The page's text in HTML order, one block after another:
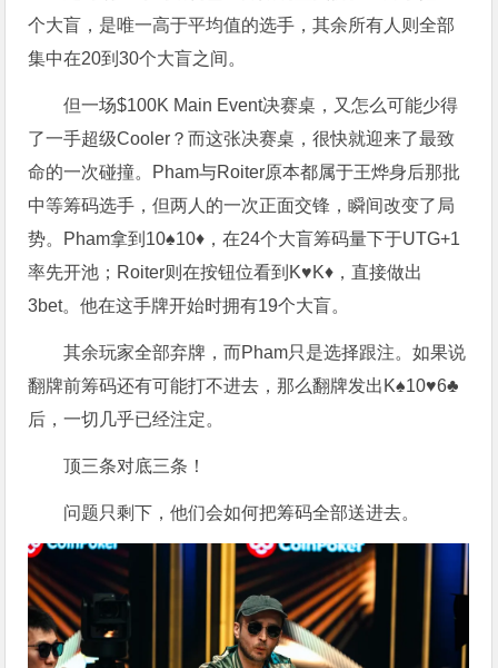
个大盲，是唯一高于平均值的选手，其余所有人则全部
集中在20到30个大盲之间。
但一场$100K Main Event决赛桌，又怎么可能少得
了一手超级Cooler？而这张决赛桌，很快就迎来了最致
命的一次碰撞。Pham与Roiter原本都属于王烨身后那批
中等筹码选手，但两人的一次正面交锋，瞬间改变了局
势。Pham拿到10♠10♦，在24个大盲筹码量下于UTG+1
率先开池；Roiter则在按钮位看到K♥K♦，直接做出
3bet。他在这手牌开始时拥有19个大盲。
其余玩家全部弃牌，而Pham只是选择跟注。如果说
翻牌前筹码还有可能打不进去，那么翻牌发出K♠10♥6♣
后，一切几乎已经注定。
顶三条对底三条！
问题只剩下，他们会如何把筹码全部送进去。